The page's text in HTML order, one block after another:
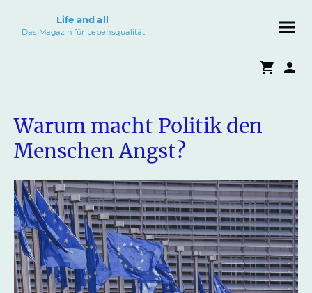
Life and all
Das Magazin für Lebensqualität
Warum macht Politik den
Menschen Angst?